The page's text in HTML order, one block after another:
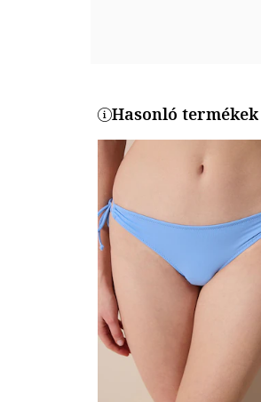
Hasonló termékek